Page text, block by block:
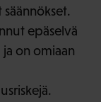
epäselvä
on omiaan